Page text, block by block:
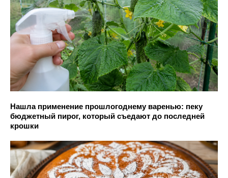
Нашла применение прошлогоднему варенью: пеку
бюджетный пирог, который съедают до последней
крошки